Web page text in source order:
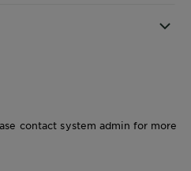
contact system admin for more